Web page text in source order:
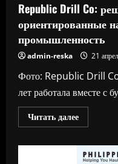
Republic Drill Co:
ориентированные
промышленность
admin-reska 21
Фото: Republic Drill
лет работала вместе с
Читать далееПрочитать
больше
Drill
Co: